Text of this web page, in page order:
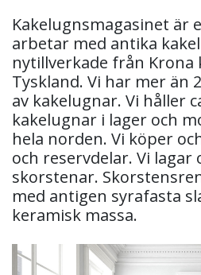
Kakelugnsmagasinet är
arbetar med antika
nytillverkade från Krona
Tyskland. Vi har mer än
av kakelugnar. Vi håller
kakelugnar i lager och
hela norden. Vi köper
och reservdelar. Vi lagar
skorstenar.
med antigen syrafasta
keramisk massa.